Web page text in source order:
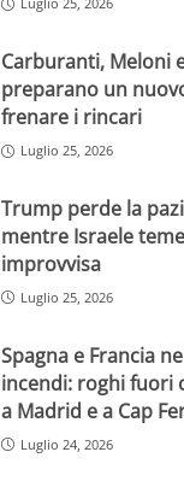
Carburanti, Meloni
preparano un
frenare i rincari
Luglio 25, 2026
Trump perde la
mentre Israele
improvvisa
Luglio 25, 2026
Spagna e Francia
incendi: roghi fuori
a Madrid e a Cap
Luglio 24, 2026